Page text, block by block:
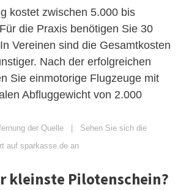
kostet zwischen 5.000 bis
die Praxis benötigen Sie 30
Vereinen sind die Gesamtkosten
Nach der erfolgreichen
Sie einmotorige Flugzeuge mit
Abfluggewicht von 2.000
der Quelle
Sehen Sie sich die
auf sparkasse.de an
kleinste Pilotenschein?